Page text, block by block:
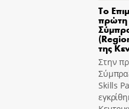
Το
πρώτη
της
Στην
Skills